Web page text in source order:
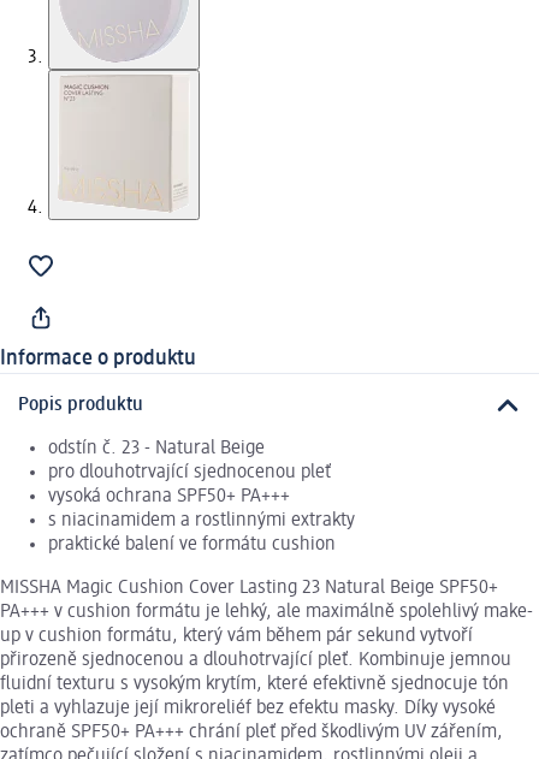
Informace o produktu
Popis produktu
odstín č. 23 - Natural Beige
pro dlouhotrvající sjednocenou pleť
vysoká ochrana SPF50+ PA+++
s niacinamidem a rostlinnými extrakty
praktické balení ve formátu cushion
MISSHA Magic Cushion Cover Lasting 23 Natural Beige SPF50+
PA+++ v cushion formátu je lehký, ale maximálně spolehlivý make-
up v cushion formátu, který vám během pár sekund vytvoří
přirozeně sjednocenou a dlouhotrvající pleť. Kombinuje jemnou
fluidní texturu s vysokým krytím, které efektivně sjednocuje tón
pleti a vyhlazuje její mikroreliéf bez efektu masky. Díky vysoké
ochraně SPF50+ PA+++ chrání pleť před škodlivým UV zářením,